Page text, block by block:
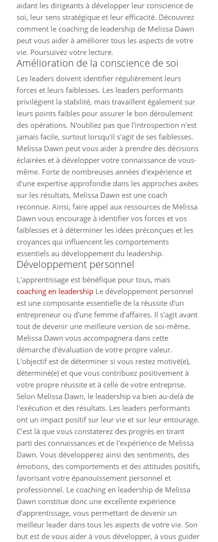
aidant les dirigeants à développer leur conscience de
soi, leur sens stratégique et leur efficacité. Découvrez
comment le coaching de leadership de Melissa Dawn
peut vous aider à améliorer tous les aspects de votre
vie. Poursuivez votre lecture.
Amélioration de la conscience de soi
Les leaders doivent identifier régulièrement leurs
forces et leurs faiblesses. Les leaders performants
privilégient la stabilité, mais travaillent également sur
leurs points faibles pour assurer le bon déroulement
des opérations. N'oubliez pas que l'introspection n'est
jamais facile, surtout lorsqu'il s'agit de ses faiblesses.
Melissa Dawn peut vous aider à prendre des décisions
éclairées et à développer votre connaissance de vous-
même. Forte de nombreuses années d'expérience et
d'une expertise approfondie dans les approches axées
sur les résultats, Melissa Dawn est une coach
reconnue. Ainsi, faire appel aux ressources de Melissa
Dawn vous encourage à identifier vos forces et vos
faiblesses et à déterminer les idées préconçues et les
croyances qui influencent les comportements
essentiels au développement du leadership.
Développement personnel
L'apprentissage est bénéfique pour tous, mais
coaching en leadershipLe développement personnel
est une composante essentielle de la réussite d'un
entrepreneur ou d'une femme d'affaires. Il s'agit avant
tout de devenir une meilleure version de soi-même.
Melissa Dawn vous accompagnera dans cette
démarche d'évaluation de votre propre valeur.
L'objectif est de déterminer si vous restez motivé(e),
déterminé(e) et que vous contribuez positivement à
votre propre réussite et à celle de votre entreprise.
Selon Melissa Dawn, le leadership va bien au-delà de
l'exécution et des résultats. Les leaders performants
ont un impact positif sur leur vie et sur leur entourage.
C'est là que vous constaterez des progrès en tirant
parti des connaissances et de l'expérience de Melissa
Dawn. Vous développerez ainsi des sentiments, des
émotions, des comportements et des attitudes positifs,
favorisant votre épanouissement personnel et
professionnel. Le coaching en leadership de Melissa
Dawn constitue donc une excellente expérience
d'apprentissage, vous permettant de devenir un
meilleur leader dans tous les aspects de votre vie. Son
but est de vous aider à vous développer, à vous guider